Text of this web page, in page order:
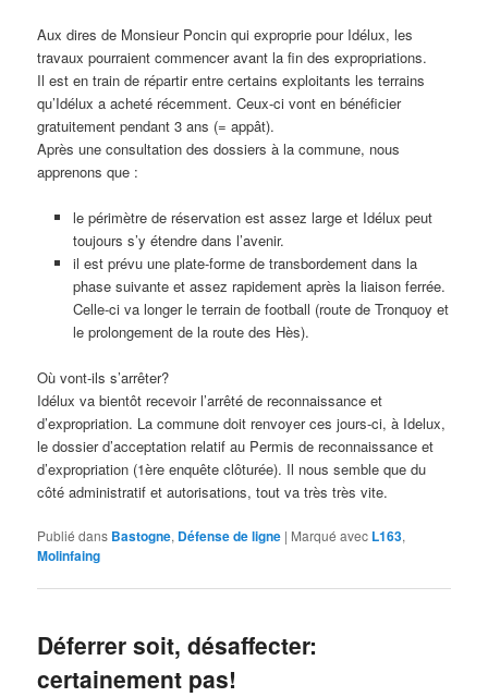
Aux dires de Monsieur Poncin qui exproprie pour Idélux, les
travaux pourraient commencer avant la fin des expropriations.
Il est en train de répartir entre certains exploitants les terrains
qu’Idélux a acheté récemment. Ceux-ci vont en bénéficier
gratuitement pendant 3 ans (= appât).
Après une consultation des dossiers à la commune, nous
apprenons que :
le périmètre de réservation est assez large et Idélux peut
toujours s’y étendre dans l’avenir.
il est prévu une plate-forme de transbordement dans la
phase suivante et assez rapidement après la liaison ferrée.
Celle-ci va longer le terrain de football (route de Tronquoy et
le prolongement de la route des Hès).
Où vont-ils s’arrêter?
Idélux va bientôt recevoir l’arrêté de reconnaissance et
d’expropriation. La commune doit renvoyer ces jours-ci, à Idelux,
le dossier d’acceptation relatif au Permis de reconnaissance et
d’expropriation (1ère enquête clôturée). Il nous semble que du
côté administratif et autorisations, tout va très très vite.
Publié dans Bastogne, Défense de ligne | Marqué avec L163,
Molinfaing
Déferrer soit, désaffecter:
certainement pas!